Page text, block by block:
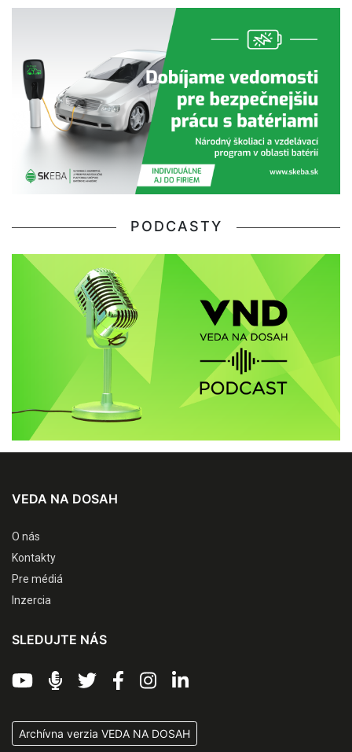
PODCASTY
VEDA NA DOSAH
O nás
Kontakty
Pre médiá
Inzercia
SLEDUJTE NÁS
Archívna verzia VEDA NA DOSAH